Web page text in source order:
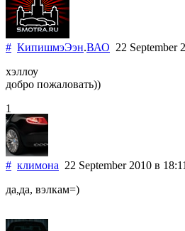
# КипишмэЭэн.ВАО 22 September
хэллоу
добро пожаловать))
1
# климона 22 September 2010 в
да,да, вэлкам=)